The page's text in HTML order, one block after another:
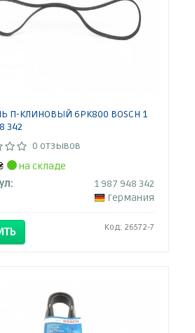
П-КЛИНОВЫЙ 6PK800 BOSCH 1
342
0 отзывов
на складе
1 987 948 342
Германия
Код: 26572-7